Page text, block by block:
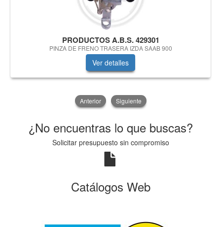
PRODUCTOS A.B.S. 429301
PINZA DE FRENO TRASERA IZDA SAAB 900
Ver detalles
Anterior Siguiente
¿No encuentras lo que buscas?
Solicitar presupuesto sin compromiso
Catálogos Web